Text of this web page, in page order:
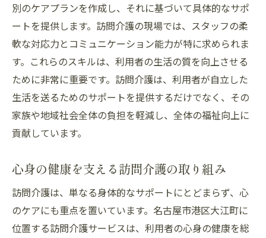
別のケアプランを作成し、それに基づいて具体的なサポ
ートを提供します。訪問介護の現場では、スタッフの柔
軟な対応力とコミュニケーション能力が特に求められま
す。これらのスキルは、利用者の生活の質を向上させる
ために非常に重要です。訪問介護は、利用者が自立した
生活を送るためのサポートを提供するだけでなく、その
家族や地域社会全体の負担を軽減し、全体の福祉向上に
貢献しています。
心身の健康を支える訪問介護の取り組み
訪問介護は、単なる身体的なサポートにとどまらず、心
のケアにも重点を置いています。名古屋市港区大江町に
位置する訪問介護サービスは、利用者の心身の健康を総